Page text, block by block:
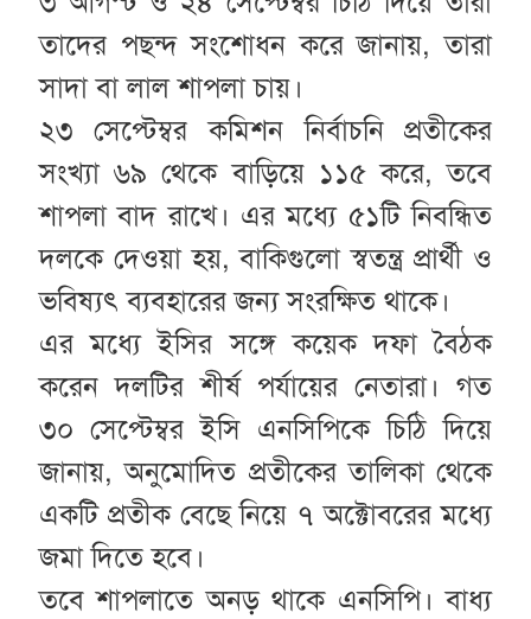
তাদের পছন্দ সংশোধন করে জানায়, তারা
সাদা বা লাল শাপলা চায়।
২৩ সেপ্টেম্বর কমিশন নির্বাচনি প্রতীকের
সংখ্যা ৬৯ থেকে বাড়িয়ে ১১৫ করে, তবে
শাপলা বাদ রাখে। এর মধ্যে ৫১টি নিবন্ধিত
দলকে দেওয়া হয়, বাকিগুলো স্বতন্ত্র প্রার্থী ও
ভবিষ্যৎ ব্যবহারের জন্য সংরক্ষিত থাকে।
এর মধ্যে ইসির সঙ্গে কয়েক দফা বৈঠক
করেন দলটির শীর্ষ পর্যায়ের নেতারা। গত
৩০ সেপ্টেম্বর ইসি এনসিপিকে চিঠি দিয়ে
জানায়, অনুমোদিত প্রতীকের তালিকা থেকে
একটি প্রতীক বেছে নিয়ে ৭ অক্টোবরের মধ্যে
জমা দিতে হবে।
তবে শাপলাতে অনড় থাকে এনসিপি। বাধ্য